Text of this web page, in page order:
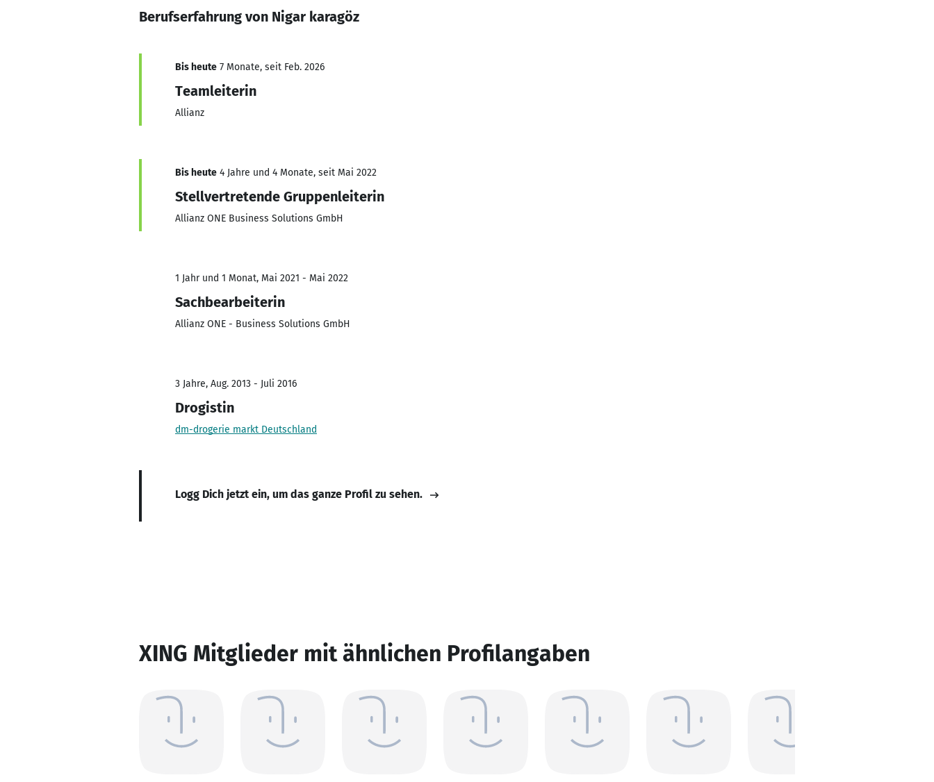
Berufserfahrung von Nigar karagöz
Bis heute 7 Monate, seit Feb. 2026
Teamleiterin
Allianz
Bis heute 4 Jahre und 4 Monate, seit Mai 2022
Stellvertretende Gruppenleiterin
Allianz ONE Business Solutions GmbH
1 Jahr und 1 Monat, Mai 2021 - Mai 2022
Sachbearbeiterin
Allianz ONE - Business Solutions GmbH
3 Jahre, Aug. 2013 - Juli 2016
Drogistin
dm-drogerie markt Deutschland
Logg Dich jetzt ein, um das ganze Profil zu sehen.
XING Mitglieder mit ähnlichen Profilangaben